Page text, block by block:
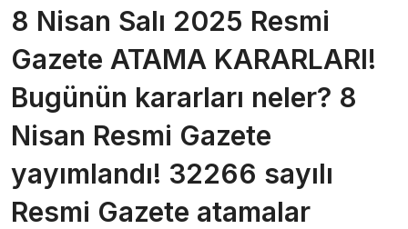
8 Nisan Salı 2025 Resmi
Gazete ATAMA KARARLARI!
Bugünün kararları neler? 8
Nisan Resmi Gazete
yayımlandı! 32266 sayılı
Resmi Gazete atamalar